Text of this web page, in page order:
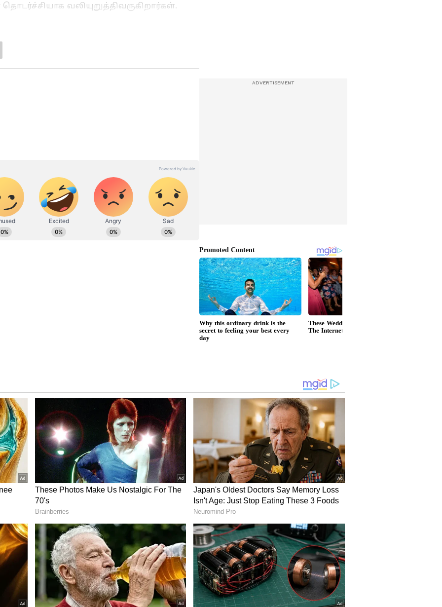
வலியுறுத்திவருகிறார்கள்.
உறுதி அளித்தது. ஆனால், கடந்த
எந்தவித முன்னேற்றமும் இல்லாமல்,
இது தொடர்பாகப் பலமுறை
போல் விளம்பரங்கள் செய்து,
வைத்து ஊழியர்களை ஏமாற்றி
இதனால்
என்றும் ஒரு நீண்ட நெடிய அறிக்கை ஒன்றை
எடுத்து தங்கினாலும் ஒரு சீட்டு கூட
சவால்
வேண்டும் என்பதற்காக, 2021
அவர்களைக் குறித்து எந்த வித சிந்தனையும்
ஸ்டாலின். திரு. ஸ்டாலின் அவர்கள், இந்த
கடந்து விட்டன. திமுக ஆட்சிக்கு வந்து 35
ஓய்வூதியதாரர்களின் எண்ணிக்கை,
அவர்களுக்கான தீர்வு கிட்டவில்லை. திமுக
அமைச்சர் திரு சிவசங்கரோ, இது